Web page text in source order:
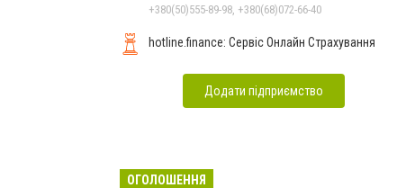
залежностей, неврозів т
+380(50)555-89-98, +380(68)072-66-40
hotline.finance: Сервіс Онлайн Страхування
Додати підприємство
ОГОЛОШЕННЯ